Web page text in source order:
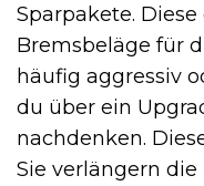
Sparpakete.
Bremsbeläge für
häufig aggressiv
du über ein
nachdenken.
Sie verlängern